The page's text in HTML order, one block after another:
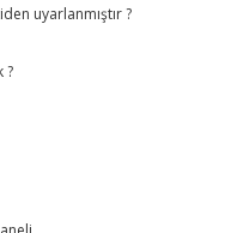
uyarlanmıştır ?
?